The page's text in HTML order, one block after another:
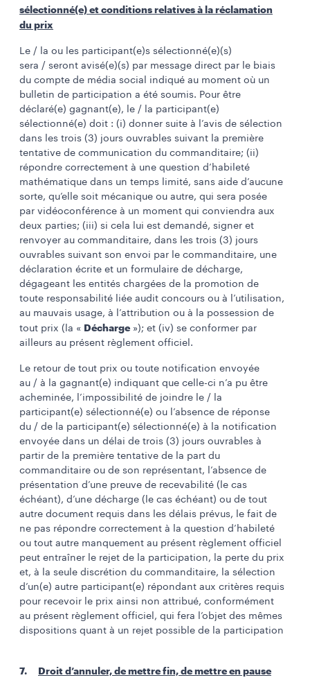
sélectionné(e) et conditions relatives à la réclamation
du prix
Le / la ou les participant(e)s sélectionné(e)(s)
sera / seront avisé(e)(s) par message direct par le biais
du compte de média social indiqué au moment où un
bulletin de participation a été soumis. Pour être
déclaré(e) gagnant(e), le / la participant(e)
sélectionné(e) doit : (i) donner suite à l’avis de sélection
dans les trois (3) jours ouvrables suivant la première
tentative de communication du commanditaire; (ii)
répondre correctement à une question d’habileté
mathématique dans un temps limité, sans aide d’aucune
sorte, qu’elle soit mécanique ou autre, qui sera posée
par vidéoconférence à un moment qui conviendra aux
deux parties; (iii) si cela lui est demandé, signer et
renvoyer au commanditaire, dans les trois (3) jours
ouvrables suivant son envoi par le commanditaire, une
déclaration écrite et un formulaire de décharge,
dégageant les entités chargées de la promotion de
toute responsabilité liée audit concours ou à l’utilisation,
au mauvais usage, à l’attribution ou à la possession de
tout prix (la «
Décharge »); et (iv) se conformer par
ailleurs au présent règlement officiel.
Le retour de tout prix ou toute notification envoyée
au / à la gagnant(e) indiquant que celle-ci n’a pu être
acheminée, l’impossibilité de joindre le / la
participant(e) sélectionné(e) ou l’absence de réponse
du / de la participant(e) sélectionné(e) à la notification
envoyée dans un délai de trois (3) jours ouvrables à
partir de la première tentative de la part du
commanditaire ou de son représentant, l’absence de
présentation d’une preuve de recevabilité (le cas
échéant), d’une décharge (le cas échéant) ou de tout
autre document requis dans les délais prévus, le fait de
ne pas répondre correctement à la question d’habileté
ou tout autre manquement au présent règlement officiel
peut entraîner le rejet de la participation, la perte du prix
et, à la seule discrétion du commanditaire, la sélection
d’un(e) autre participant(e) répondant aux critères requis
pour recevoir le prix ainsi non attribué, conformément
au présent règlement officiel, qui fera l’objet des mêmes
dispositions quant à un rejet possible de la participation
7.
Droit d’annuler, de mettre fin, de mettre en pause